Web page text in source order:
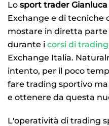
Lo sport trader
Exchange e di tecniche
mostare in diretta
durante i corsi di
Exchange Italia.
intento, per il poco
fare trading sportivo
e ottenere da questa
L'operatività di trading